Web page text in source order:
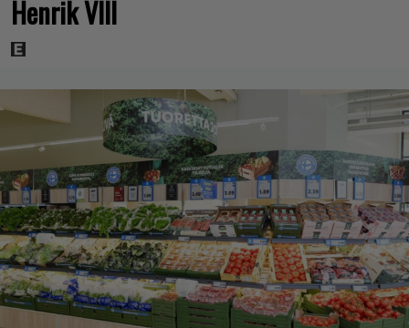
Henrik VIII